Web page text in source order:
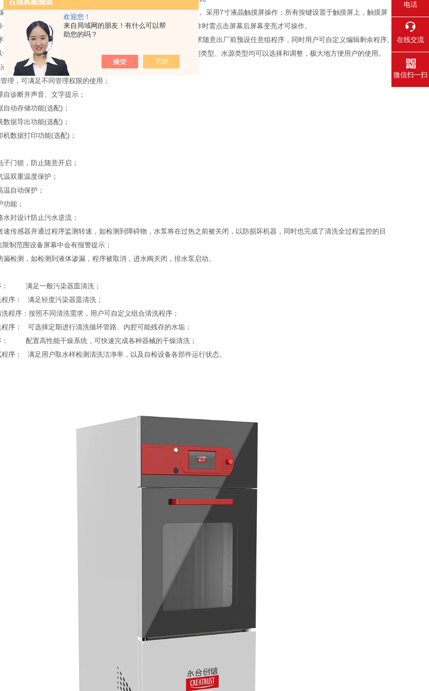
欢迎您！
来自局域网的朋友！有什么可以帮
助您的吗？
控制器)微电脑控制技术。通用性强；抗干扰能力强，可靠性高。采用7寸液晶触摸屏操作；所有按键设置于触摸屏上，触摸屏
保护。为防止误操作在操作停止后2min屏幕自动黑屏，再次操作时需点击屏幕后屏幕变亮才可操作。
据需要自由组合使用，共可编辑存储99组程序，按照用户要求随意出厂前预设任意组程序，同时用户可自定义编辑剩余程序。
任意的进行组合和编辑，清洗温度、清洗时间、清洗剂量、清洗剂类型、水源类型均可以选择和调整，极大地方便用户的使用。
触摸屏，设备运行信息全部文字显示；
，可满足不同管理权限的使用；
诊断并声音、文字提示；
动存储功能(选配)；
据导出功能(选配)；
数据打印功能(选配)；
门锁，防止随意开启；
双重温度保护；
自动保护；
能；
封设计防止污水逆流；
感器并通过程序监测转速，如检测到障碍物，水泵将在过热之前被关闭，以防损坏机器，同时也完成了清洗全过程监控的目
制范围设备屏幕中会有报警提示；
测，如检测到液体渗漏，程序被取消，进水阀关闭，排水泵启动。
满足一般污染器皿清洗；
： 满足轻度污染器皿清洗；
序：按照不同清洗需求，用户可自定义组合清洗程序；
： 可选择定期进行清洗循环管路、内腔可能残存的水垢；
配置高性能干燥系统，可快速完成各种器械的干燥清洗；
： 满足用户取水样检测清洗洁净率，以及自检设备各部件运行状态。
电话
在线交流
微信扫一扫